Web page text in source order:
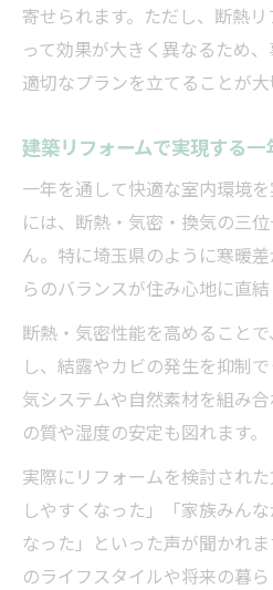
寄せられます。ただし、断熱
って効果が大きく異なるため、
適切なプランを立てることが大
建築リフォームで実現する
一年を通して快適な室内環境
には、断熱・気密・換気の三
ん。特に埼玉県のように寒暖
らのバランスが住み心地に直結
断熱・気密性能を高めること
し、結露やカビの発生を抑制
気システムや自然素材を組み
の質や湿度の安定も図れます。
実際にリフォームを検討され
しやすくなった」「家族みん
なった」といった声が聞かれ
のライフスタイルや将来の暮